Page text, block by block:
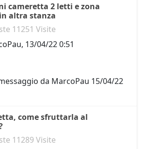
cameretta 2 letti e zona
altra stanza
11251 Visite
, 13/04/22 0:51
da MarcoPau 15/04/22
come sfruttarla al
11289 Visite